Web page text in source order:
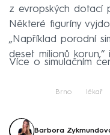
z evropských dotací
Některé figuríny
„Například porodní
deset milionů
Více o simulačním
Brno lékař
Barbora